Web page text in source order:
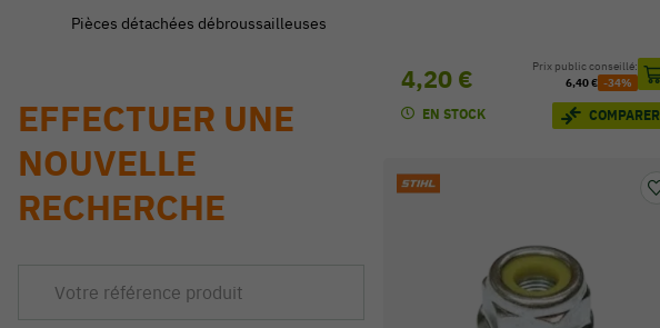
Pièces détachées débroussailleuses
EFFECTUER UNE
NOUVELLE
RECHERCHE
4,20 €
Prix public conseillé:
6,40 € -34%
EN STOCK COMPARER